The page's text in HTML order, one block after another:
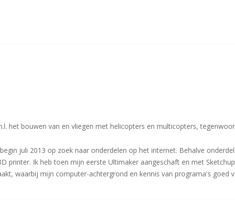
het bouwen van en vliegen met helicopters en multicopters,
juli 2013 op zoek naar onderdelen op het internet. Behalve
printer. Ik heb toen mijn eerste Ultimaker aangeschaft en met
waarbij mijn computer-achtergrond en kennis van programa's goed